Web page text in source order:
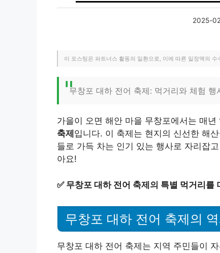
2025-
이 포스팅은 파트너스 활동의 일환으로, 이에 따른 일정액의 수
무창포 대하 전어 축제: 먹거리와 체험 행
가을이 오면 해안 마을 무창포에서는 매
축제 입니다. 이 축제는 현지의 신선한 해
들로 가득 차는 인기 있는 행사로 자리잡
아요!
✅ 무창포 대하 전어 축제의 특별 먹거리를
무창포 대하 전어 축제의
무창포 대하 전어 축제는 지역 주민들이